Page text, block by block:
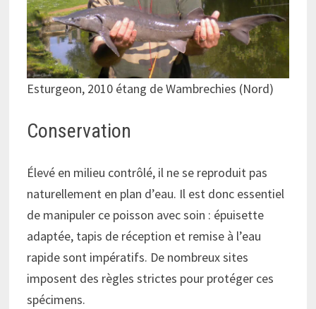
Esturgeon, 2010 étang de Wambrechies (Nord)
Conservation
Élevé en milieu contrôlé, il ne se reproduit pas
naturellement en plan d’eau. Il est donc essentiel
de manipuler ce poisson avec soin : épuisette
adaptée, tapis de réception et remise à l’eau
rapide sont impératifs. De nombreux sites
imposent des règles strictes pour protéger ces
spécimens.